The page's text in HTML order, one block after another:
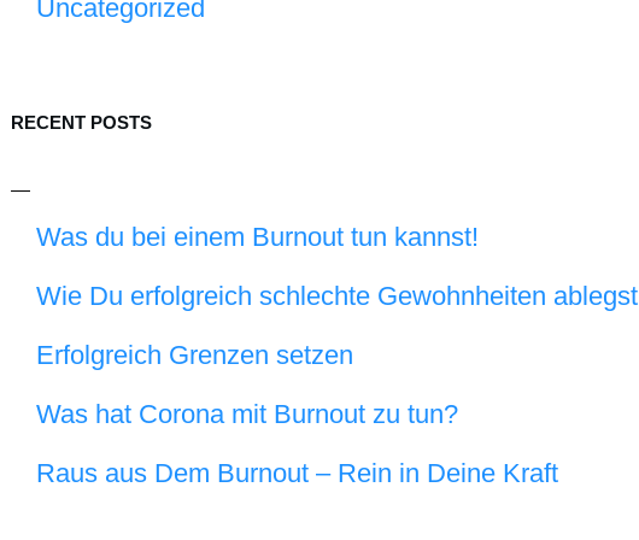
Uncategorized
RECENT POSTS
Was du bei einem Burnout tun kannst!
Wie Du erfolgreich schlechte Gewohnheiten ablegst
Erfolgreich Grenzen setzen
Was hat Corona mit Burnout zu tun?
Raus aus Dem Burnout – Rein in Deine Kraft